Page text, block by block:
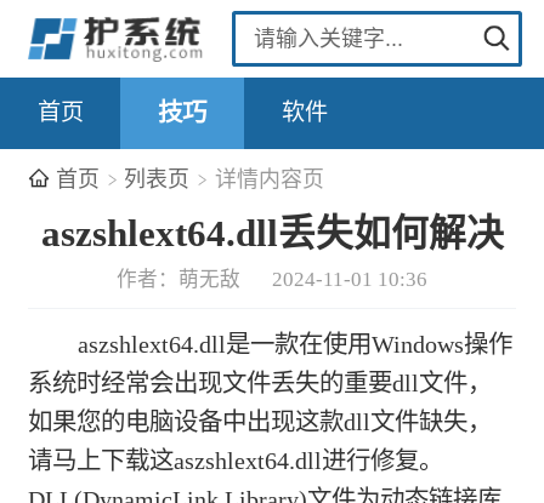
首页 技巧 软件
首页 列表页 详情内容页
aszshlext64.dll丢失如何解决
作者：萌无敌 2024-11-01 10:36
aszshlext64.dll是一款在使用Windows操作
系统时经常会出现文件丢失的重要dll文件，
如果您的电脑设备中出现这款dll文件缺失，
请马上下载这aszshlext64.dll进行修复。